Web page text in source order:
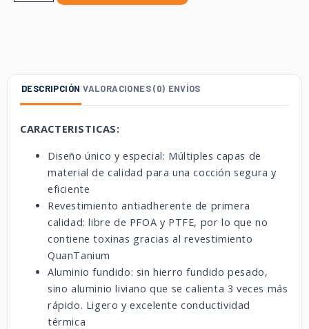
DESCRIPCIÓN VALORACIONES (0) ENVÍOS
CARACTERISTICAS:
Diseño único y especial: Múltiples capas de
material de calidad para una cocción segura y
eficiente
Revestimiento antiadherente de primera
calidad: libre de PFOA y PTFE, por lo que no
contiene toxinas gracias al revestimiento
QuanTanium
Aluminio fundido: sin hierro fundido pesado,
sino aluminio liviano que se calienta 3 veces más
rápido. Ligero y excelente conductividad
térmica